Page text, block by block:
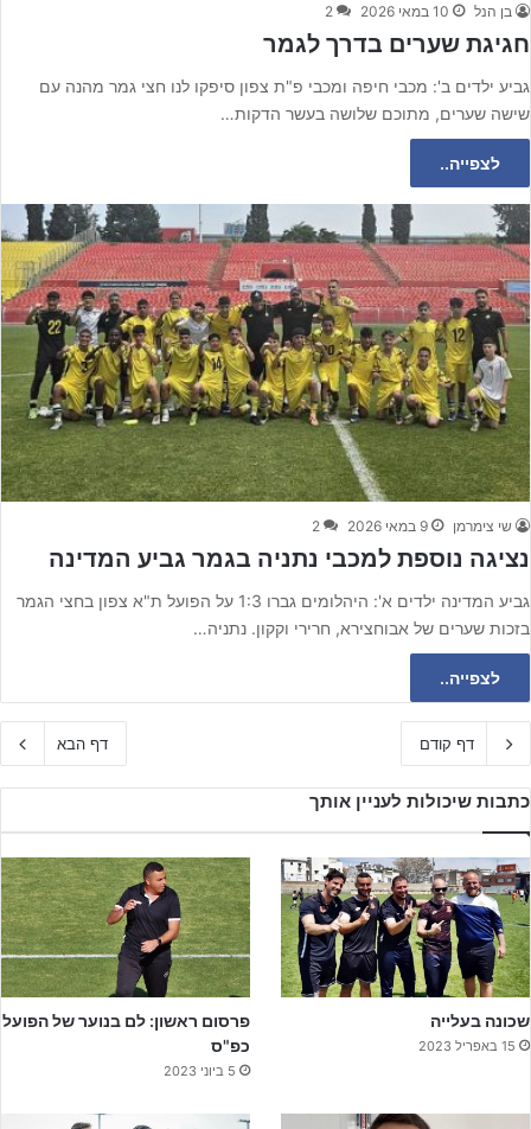
בן הנל 10 במאי 2026 2
חגיגת שערים בדרך לגמר
גביע ילדים ב': מכבי חיפה ומכבי פ"ת צפון סיפקו לנו חצי גמר מהנה עם
שישה שערים, מתוכם שלושה בעשר הדקות…
לצפייה..
שי צימרמן 9 במאי 2026 2
נציגה נוספת למכבי נתניה בגמר גביע המדינה
גביע המדינה ילדים א': היהלומים גברו 1:3 על הפועל ת"א צפון בחצי הגמר
בזכות שערים של אבוחצירא, חרירי וקקון. נתניה…
לצפייה..
דף קודם דף הבא
כתבות שיכולות לעניין אותך
שכונה בעלייה
15 באפריל 2023
פרסום ראשון: לם בנוער של הפועל
כפ"ס
5 ביוני 2023